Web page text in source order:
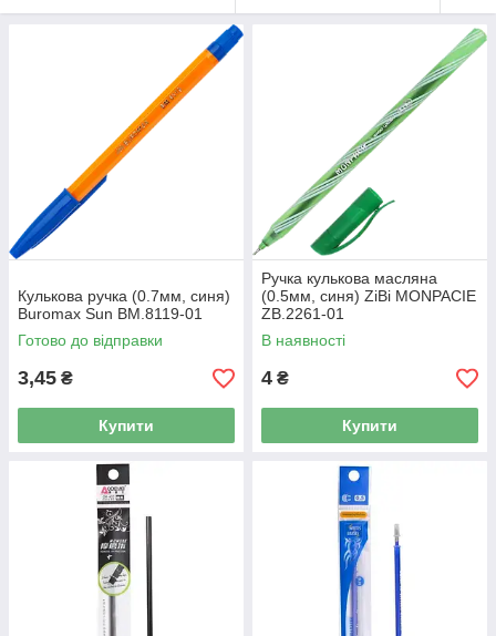
Кулькова ручка (0.7мм, синя)
Buromax Sun BM.8119-01
Готово до відправки
3,45 ₴
Купити
Ручка кулькова масляна
(0.5мм, синя) ZiBi MONPACIE
ZB.2261-01
В наявності
4 ₴
Купити